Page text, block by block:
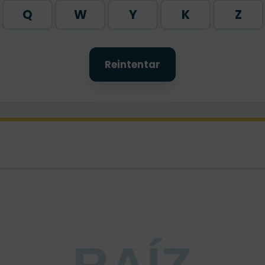
Q W Y K Z
Reintentar